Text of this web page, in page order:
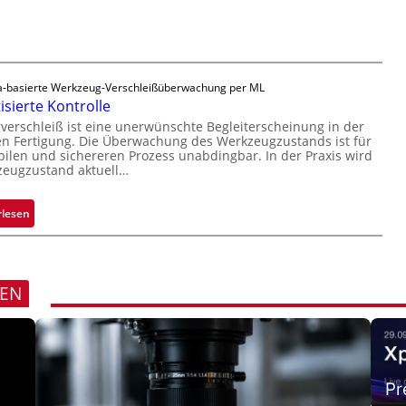
s
e
u
c
k
m
k
k
basierte Werkzeug-Verschleißüberwachung per ML
Kontrolle
ist eine unerwünschte Begleiterscheinung in der
Fertigung. Die Überwachung des Werkzeugzustands ist für
und sichereren Prozess unabdingbar. In der Praxis wird
aktuell…
A
a